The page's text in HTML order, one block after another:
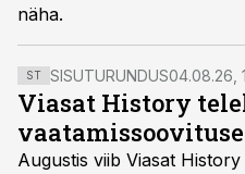
näha.
ST SISUTURUNDUS04.08.26,
Viasat History
Augustis viib Viasat